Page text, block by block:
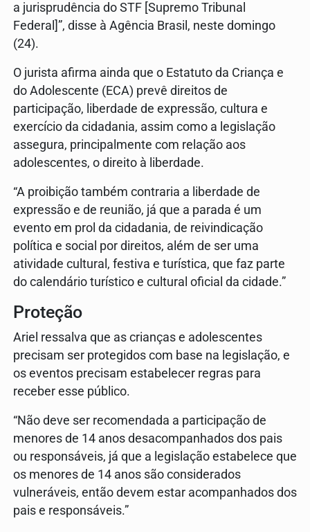
a jurisprudência do STF [Supremo Tribunal
Federal]”, disse à Agência Brasil, neste domingo
(24).
O jurista afirma ainda que o Estatuto da Criança e
do Adolescente (ECA) prevê direitos de
participação, liberdade de expressão, cultura e
exercício da cidadania, assim como a legislação
assegura, principalmente com relação aos
adolescentes, o direito à liberdade.
“A proibição também contraria a liberdade de
expressão e de reunião, já que a parada é um
evento em prol da cidadania, de reivindicação
política e social por direitos, além de ser uma
atividade cultural, festiva e turística, que faz parte
do calendário turístico e cultural oficial da cidade.”
Proteção
Ariel ressalva que as crianças e adolescentes
precisam ser protegidos com base na legislação, e
os eventos precisam estabelecer regras para
receber esse público.
“Não deve ser recomendada a participação de
menores de 14 anos desacompanhados dos pais
ou responsáveis, já que a legislação estabelece que
os menores de 14 anos são considerados
vulneráveis, então devem estar acompanhados dos
pais e responsáveis.”